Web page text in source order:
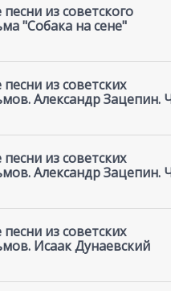
из советского
"Собака на сене"
из советских
Александр Зацепин.
из советских
Александр Зацепин.
из советских
Исаак Дунаевский